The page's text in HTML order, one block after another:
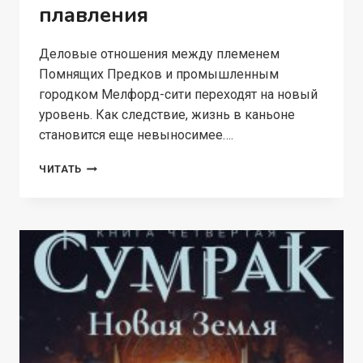
плавления
Деловые отношения между племенем
Помнящих Предков и промышленным
городком Мелфорд-сити переходят на новый
уровень. Как следствие, жизнь в каньоне
становится еще невыносимее….
ЧИТАТЬ ЖЕЛЕЗО